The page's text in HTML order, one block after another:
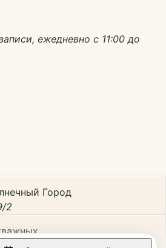
ежедневно с 11:00 до
Город
2
ул. Отважных, 4